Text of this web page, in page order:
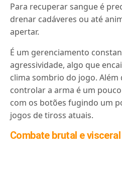
Para recuperar sangue é
drenar cadáveres ou até
apertar.
É um gerenciamento
agressividade, algo que
clima sombrio do jogo. Além
controlar a arma é um
com os botões fugindo um
jogos de tiross atuais.
Combate brutal e visceral